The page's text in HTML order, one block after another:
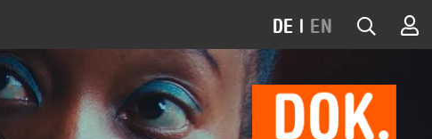
DE | EN